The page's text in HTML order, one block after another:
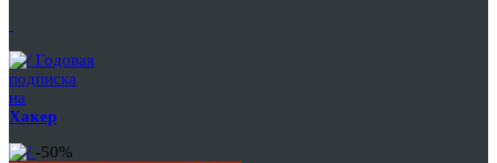
Годовая
подписка
на
Хакер
-50%